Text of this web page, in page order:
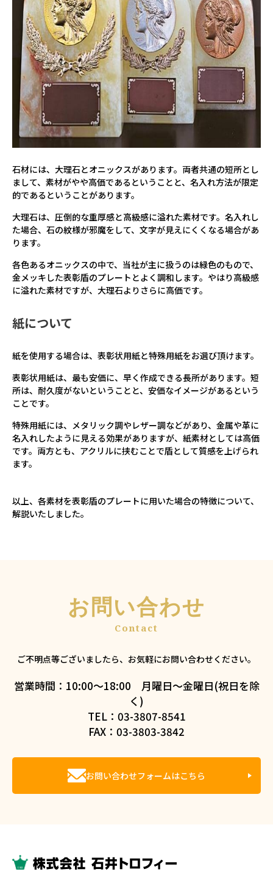
石材には、大理石とオニックスがあります。両者共通の短所とし
まして、素材がやや高価であるということと、名入れ方法が限定
的であるということがあります。
大理石は、圧倒的な重厚感と高級感に溢れた素材です。名入れし
た場合、石の紋様が邪魔をして、文字が見えにくくなる場合があ
ります。
各色あるオニックスの中で、当社が主に扱うのは緑色のもので、
金メッキした表彰盾のプレートとよく調和します。やはり高級感
に溢れた素材ですが、大理石よりさらに高価です。
紙について
紙を使用する場合は、表彰状用紙と特殊用紙をお選び頂けます。
表彰状用紙は、最も安価に、早く作成できる長所があります。短
所は、耐久度がないということと、安価なイメージがあるという
ことです。
特殊用紙には、メタリック調やレザー調などがあり、金属や革に
名入れしたように見える効果がありますが、紙素材としては高価
です。両方とも、アクリルに挟むことで盾として質感を上げられ
ます。
以上、各素材を表彰盾のプレートに用いた場合の特徴について、
解説いたしました。
お問い合わせ
ご不明点等ございましたら、お気軽にお問い合わせください。
営業時間：10:00～18:00 月曜日～金曜日(祝日を除
く)
TEL：03-3807-8541
FAX：03-3803-3842
お問い合わせフォームはこちら